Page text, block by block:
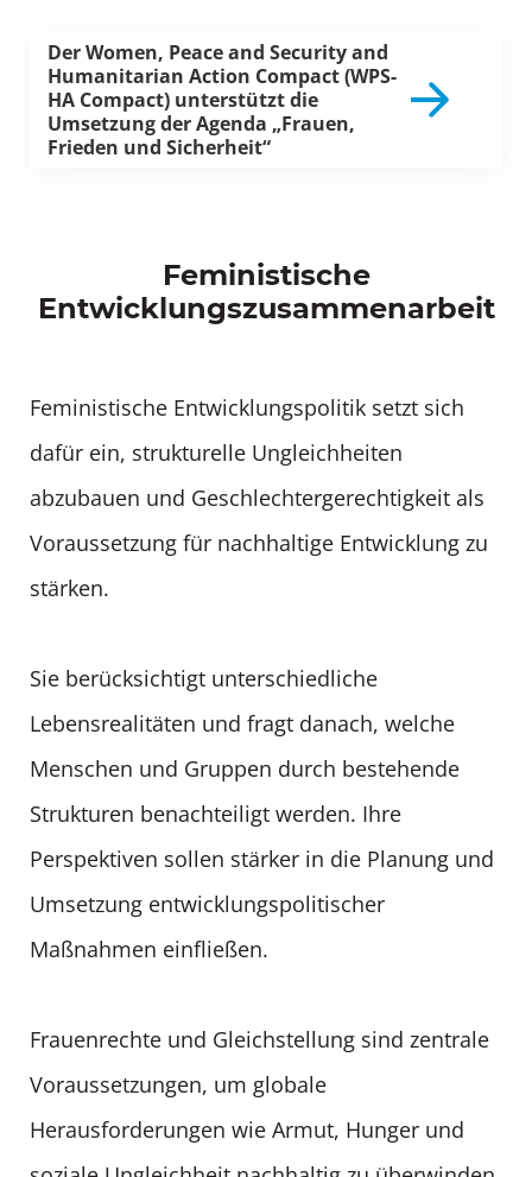
Der Women, Peace and Security and
Humanitarian Action Compact (WPS-
HA Compact) unterstützt die
Umsetzung der Agenda „Frauen,
Frieden und Sicherheit“
Feministische
Entwicklungszusammenarbeit
Feministische Entwicklungspolitik setzt sich
dafür ein, strukturelle Ungleichheiten
abzubauen und Geschlechtergerechtigkeit als
Voraussetzung für nachhaltige Entwicklung zu
stärken.
Sie berücksichtigt unterschiedliche
Lebensrealitäten und fragt danach, welche
Menschen und Gruppen durch bestehende
Strukturen benachteiligt werden. Ihre
Perspektiven sollen stärker in die Planung und
Umsetzung entwicklungspolitischer
Maßnahmen einfließen.
Frauenrechte und Gleichstellung sind zentrale
Voraussetzungen, um globale
Herausforderungen wie Armut, Hunger und